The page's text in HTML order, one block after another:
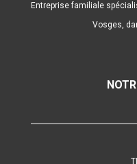
Entreprise familiale
Vosges,